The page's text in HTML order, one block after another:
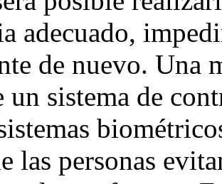
adecuado,
de nuevo. Una
un sistema de
las personas